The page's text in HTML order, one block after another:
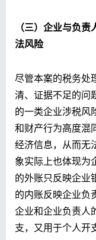
（三）企业与负
法风险
尽管本案的税务处
清、证据不足的问
的一类企业涉税风
和财产行为高度混
经济信息，从而无
象实际上也体现为
的外账只反映企业
的内账反映企业负
企业和企业负责人
支，又用于个人开